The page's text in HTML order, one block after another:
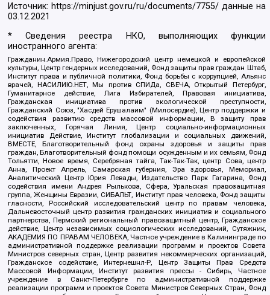
Источник:https://minjust.gov.ru/ru/documents/7755/ данные на
03.12.2021
* Сведения реестра НКО, выполняющих функции
иностранного агента:
Гражданин.Армия.Право, Нижегородский центр немецкой и европейской
культуры, Центр гендерных исследований, Фонд защиты прав граждан Штаб,
Институт права и публичной политики, Фонд борьбы с коррупцией, Альянс
врачей, НАСИЛИЮ.НЕТ, Мы против СПИДа, СВЕЧА, Открытый Петербург,
Гуманитарное действие, Лига Избирателей, Правовая инициатива,
Гражданская инициатива против экологической преступности,
Гражданский Союз, "Хасдей Ерушалаим" (Милосердие), Центр поддержки и
содействия развитию средств массовой информации, В защиту прав
заключенных, Горячая Линия, Центр социально-информационных
инициатив Действие, Институт глобализации и социальных движений,
ВМЕСТЕ, Благотворительный фонд охраны здоровья и защиты прав
граждан, Благотворительный фонд помощи осужденным и их семьям, Фонд
Тольятти, Новое время, Серебряная тайга, Так-Так-Так, центр Сова, центр
Анна, Проект Апрель, Самарская губерния, Эра здоровья, Мемориал,
Аналитический Центр Юрия Левады, Издательство Парк Гагарина, Фонд
содействия имени Андрея Рылькова, Сфера, Уральская правозащитная
группа, Женщины Евразии, СИБАЛЬТ, Институт прав человека, Фонд защиты
гласности, Российский исследовательский центр по правам человека,
Дальневосточный центр развития гражданских инициатив и социального
партнерства, Пермский региональный правозащитный центр, Гражданское
действие, Центр независимых социологических исследований, Сутяжник,
АКАДЕМИЯ ПО ПРАВАМ ЧЕЛОВЕКА, Частное учреждение в Калининграде по
административной поддержке реализации программ и проектов Совета
Министров северных стран, Центр развития некоммерческих организаций,
Гражданское содействие, Интернешнл-Р, Центр Защиты Прав Средств
Массовой Информации, Институт развития прессы - Сибирь, Частное
учреждение в Санкт-Петербурге по административной поддержке
реализации программ и проектов Совета Министров Северных Стран, Фонд